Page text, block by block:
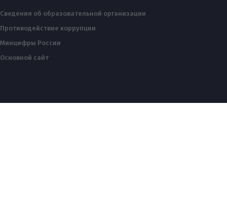
Сведения об образовательной организации
Противодействие коррупции
Минцифры России
Основной сайт